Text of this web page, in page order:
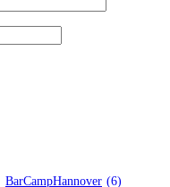
BarCampHannover (6)